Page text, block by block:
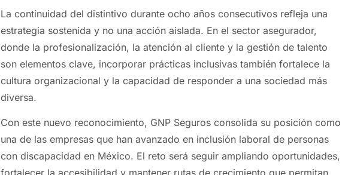
La continuidad del distintivo durante ocho años consecutivos refleja una
estrategia sostenida y no una acción aislada. En el sector asegurador,
donde la profesionalización, la atención al cliente y la gestión de talento
son elementos clave, incorporar prácticas inclusivas también fortalece la
cultura organizacional y la capacidad de responder a una sociedad más
diversa.
Con este nuevo reconocimiento, GNP Seguros consolida su posición como
una de las empresas que han avanzado en inclusión laboral de personas
con discapacidad en México. El reto será seguir ampliando oportunidades,
fortalecer la accesibilidad y mantener rutas de crecimiento que permitan